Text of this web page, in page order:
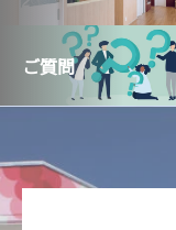
ご質問